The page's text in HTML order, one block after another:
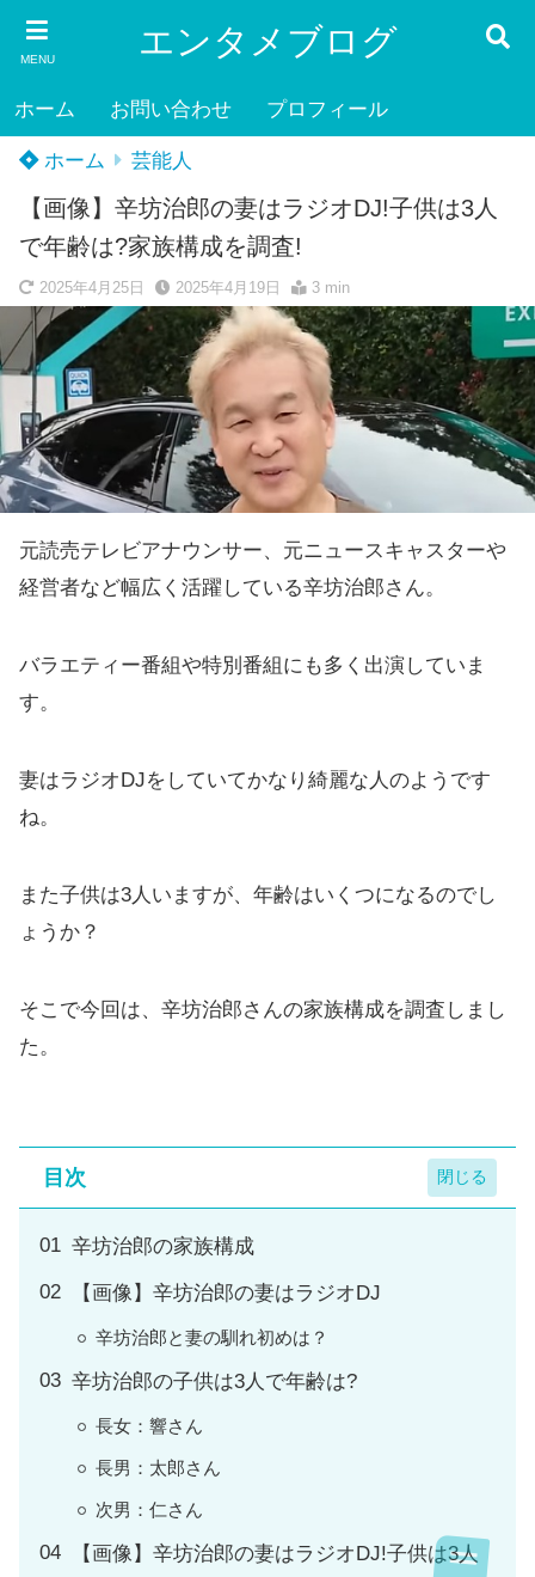
MENU エンタメブログ
ホーム お問い合わせ プロフィール
ホーム 芸能人
【画像】辛坊治郎の妻はラジオDJ!子供は3人
で年齢は?家族構成を調査!
2025年4月25日 2025年4月19日 3 min
元読売テレビアナウンサー、元ニュースキャスターや
経営者など幅広く活躍している辛坊治郎さん。
バラエティー番組や特別番組にも多く出演していま
す。
妻はラジオDJをしていてかなり綺麗な人のようです
ね。
また子供は3人いますが、年齢はいくつになるのでし
ょうか？
そこで今回は、辛坊治郎さんの家族構成を調査しまし
た。
目次
辛坊治郎の家族構成
【画像】辛坊治郎の妻はラジオDJ
辛坊治郎と妻の馴れ初めは？
辛坊治郎の子供は3人で年齢は?
長女：響さん
長男：太郎さん
次男：仁さん
【画像】辛坊治郎の妻はラジオDJ!子供は3人